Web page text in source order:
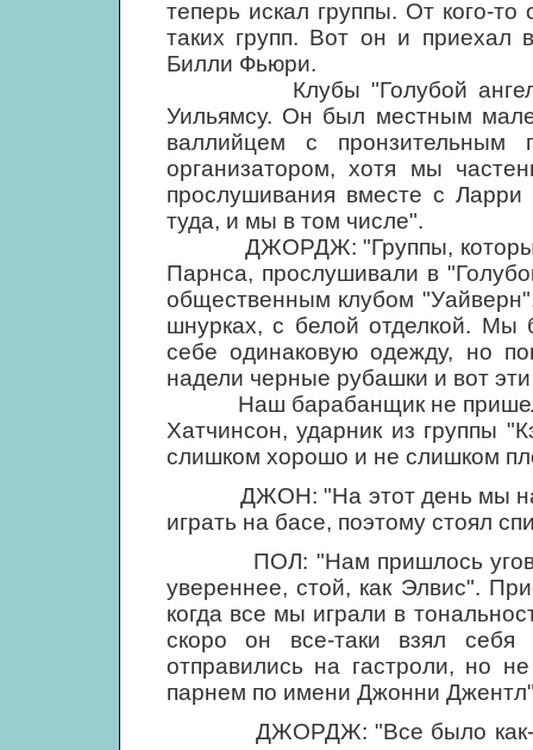
теперь искал группы. От кого-
таких групп. Вот он и приехал
Билли Фьюри.
Клубы "Голубой ангел" и
Уильямсу. Он был местным
валлийцем с пронзительным
организатором, хотя мы
прослушивания вместе с
туда, и мы в том числе".
ДЖОРДЖ: "Группы, которым
Парнса, прослушивали в
общественным клубом
шнурках, с белой отделкой. Мы
себе одинаковую одежду, но
надели черные рубашки и вот
Наш барабанщик не пришел в
Хатчинсон, ударник из группы
слишком хорошо и не слишком
ДЖОН: "На этот день мы
играть на басе, поэтому стоял
ПОЛ: "Нам пришлось
увереннее, стой, как Элвис".
когда все мы играли в
скоро он все-таки взял
отправились на гастроли, но
парнем по имени Джонни
ДЖОРДЖ: "Все было как-то